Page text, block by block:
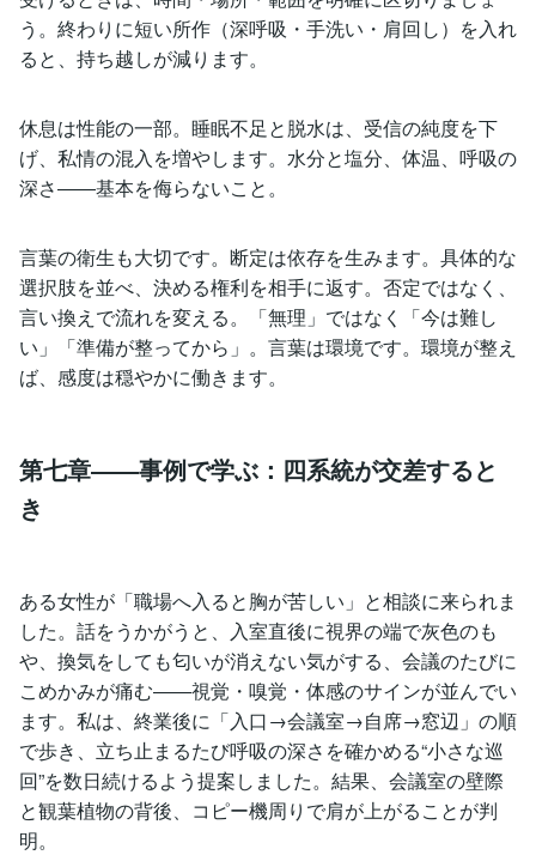
う。終わりに短い所作（深呼吸・手洗い・肩回し）を入れ
ると、持ち越しが減ります。
休息は性能の一部。睡眠不足と脱水は、受信の純度を下
げ、私情の混入を増やします。水分と塩分、体温、呼吸の
深さ――基本を侮らないこと。
言葉の衛生も大切です。断定は依存を生みます。具体的な
選択肢を並べ、決める権利を相手に返す。否定ではなく、
言い換えで流れを変える。「無理」ではなく「今は難し
い」「準備が整ってから」。言葉は環境です。環境が整え
ば、感度は穏やかに働きます。
第七章――事例で学ぶ：四系統が交差すると
き
ある女性が「職場へ入ると胸が苦しい」と相談に来られま
した。話をうかがうと、入室直後に視界の端で灰色のも
や、換気をしても匂いが消えない気がする、会議のたびに
こめかみが痛む――視覚・嗅覚・体感のサインが並んでい
ます。私は、終業後に「入口→会議室→自席→窓辺」の順
で歩き、立ち止まるたび呼吸の深さを確かめる“小さな巡
回”を数日続けるよう提案しました。結果、会議室の壁際
と観葉植物の背後、コピー機周りで肩が上がることが判
明。